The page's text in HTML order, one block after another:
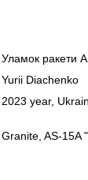
Уламок ракети
Yurii Diachenko
2023 year,
Granite, AS-15A